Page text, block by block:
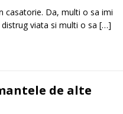
casatorie. Da, multi o sa imi
viata si multi o sa […]
de alte